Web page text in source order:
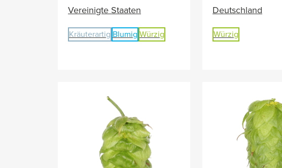
Vereinigte Staaten
Kräuterartig Blumig Würzig
Deutschland
Würzig